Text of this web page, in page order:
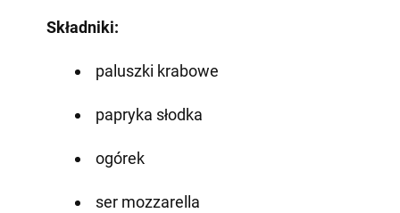
Składniki:
paluszki krabowe
papryka słodka
ogórek
ser mozzarella